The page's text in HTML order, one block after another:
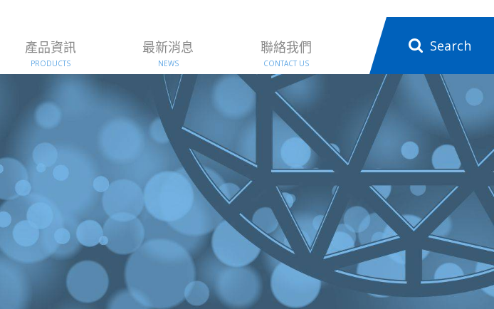
Search
產品資訊
PRODUCTS
最新消息
NEWS
聯絡我們
CONTACT US